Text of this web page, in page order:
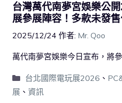
台灣萬代南夢宮娛樂公
展參展陣容！多款未發
2025/12/24 作者: Mr. Qoo
萬代南夢宮娛樂今日宣布，將
台北國際電玩展2026 、
展 、 資訊